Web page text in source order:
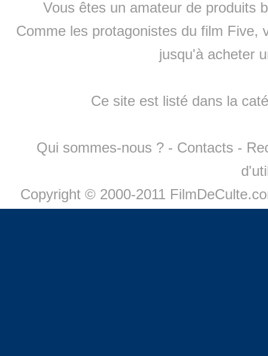
Vous êtes un amateur de produits
Comme les protagonistes du film Five,
jusqu'à acheter
Ce site est listé dans la
Qui sommes-nous ? - Contacts -
Copyright © 2000-2011